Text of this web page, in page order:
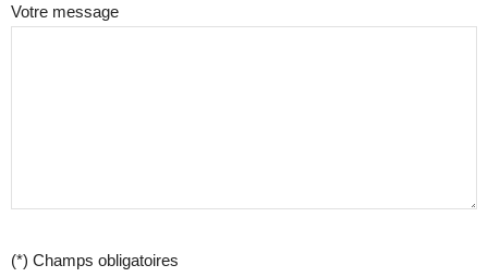
Votre message
(*) Champs obligatoires